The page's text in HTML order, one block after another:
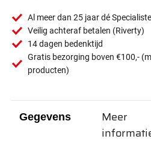
Al meer dan 25 jaar dé
Veilig achteraf betalen (Riverty)
14 dagen bedenktijd
Gratis bezorging boven €100,-
producten)
Gegevens
Meer